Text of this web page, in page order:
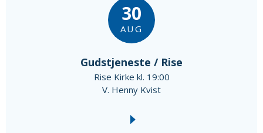
30
AUG
Gudstjeneste / Rise
Rise Kirke kl. 19:00
V. Henny Kvist